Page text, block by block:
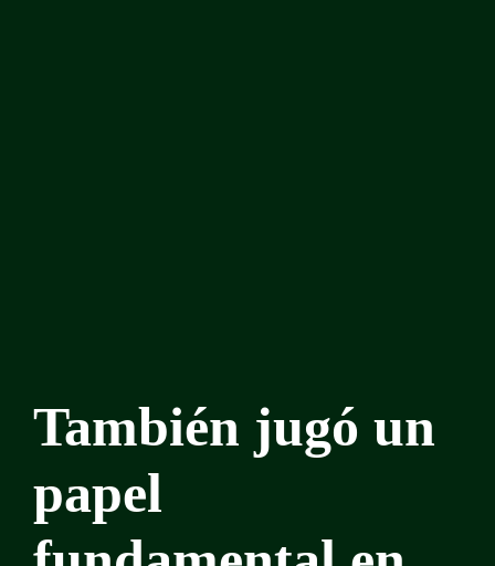
También jugó un
papel